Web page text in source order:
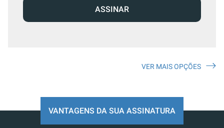
ASSINAR
VER MAIS OPÇÕES
VANTAGENS DA SUA ASSINATURA